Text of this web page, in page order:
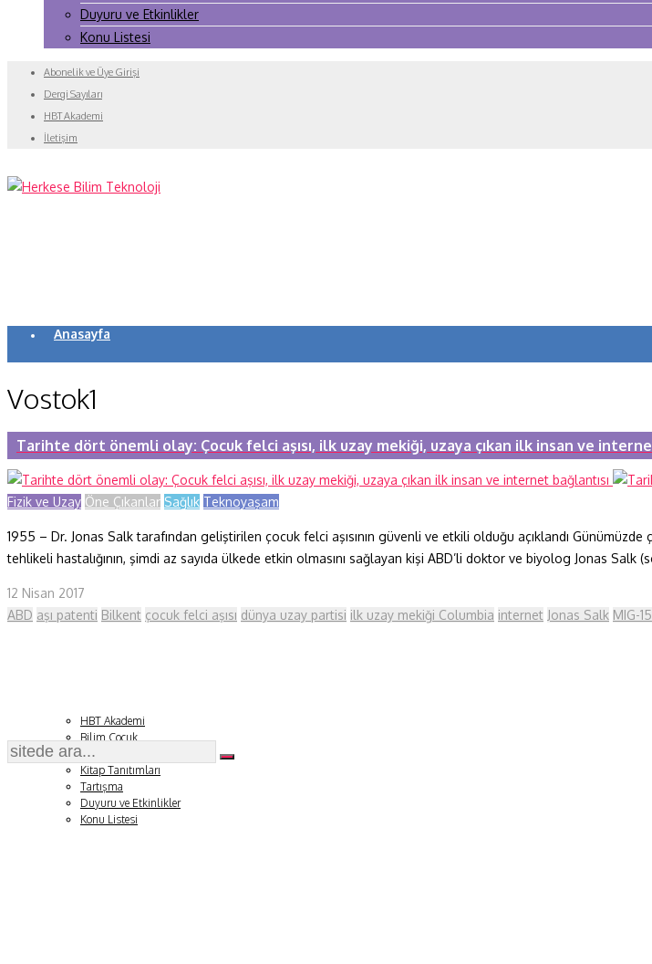
Duyuru ve Etkinlikler
Konu Listesi
Abonelik ve Üye Girişi
Dergi Sayıları
HBT Akademi
İletişim
Anasayfa
Yazarlar
Makaleler
Dergi Sayıları
Sağlık
Fizik ve Uzay
Gezegenimiz
HBT Akademi
Bilim Çocuk
Soru ve Yanıt
Kitap Tanıtımları
Tartışma
Duyuru ve Etkinlikler
Konu Listesi
Vostok1
Tarihte dört önemli olay: Çocuk felci aşısı, ilk uzay mekiği, uzaya çıkan ilk insan ve
Fizik ve Uzay Öne Çıkanlar Sağlık Teknoyaşam
1955 – Dr. Jonas Salk tarafından geliştirilen çocuk felci aşısının güvenli ve etkili olduğu açıklandı
tehlikeli hastalığının, şimdi az sayıda ülkede etkin olmasını sağlayan kişi ABD’li doktor ve biyolog Jonas
12 Nisan 2017
ABD aşı patenti Bilkent çocuk felci aşısı dünya uzay partisi ilk uzay mekiği Columbia internet Jonas Salk MIG-15